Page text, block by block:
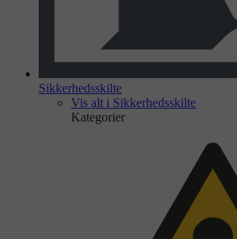
Sikkerhedsskilte
Vis alt i Sikkerhedsskilte
Kategorier